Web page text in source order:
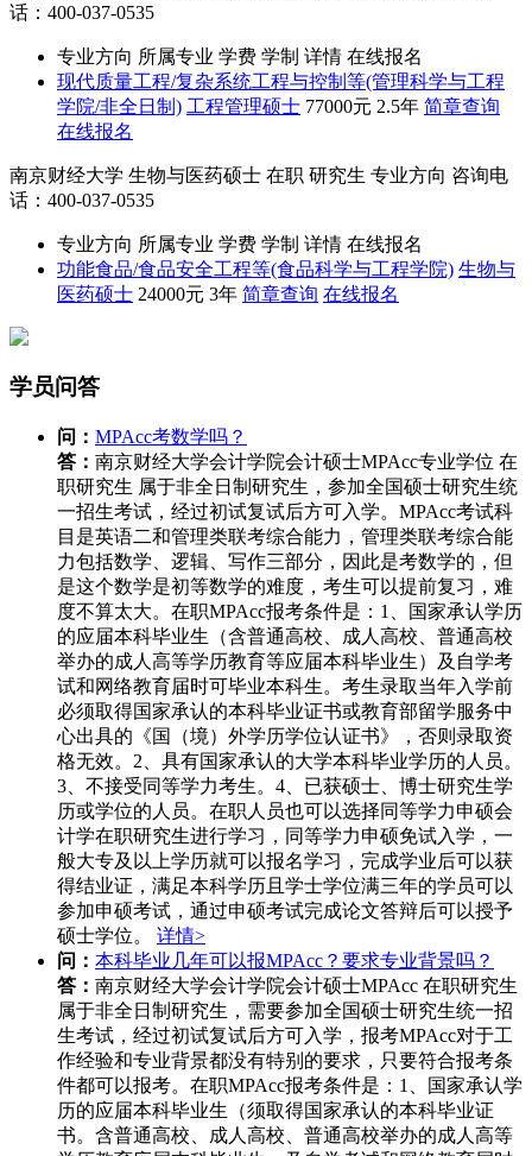
话：400-037-0535
专业方向 所属专业 学费 学制 详情 在线报名
现代质量工程/复杂系统工程与控制等(管理科学与工程
学院/非全日制) 工程管理硕士 77000元 2.5年 简章查询
在线报名
南京财经大学 生物与医药硕士 在职 研究生 专业方向 咨询电
话：400-037-0535
专业方向 所属专业 学费 学制 详情 在线报名
功能食品/食品安全工程等(食品科学与工程学院) 生物与
医药硕士 24000元 3年 简章查询 在线报名
学员问答
问： MPAcc考数学吗？
答： 南京财经大学会计学院会计硕士MPAcc专业学位 在
职研究生 属于非全日制研究生，参加全国硕士研究生统
一招生考试，经过初试复试后方可入学。MPAcc考试科
目是英语二和管理类联考综合能力，管理类联考综合能
力包括数学、逻辑、写作三部分，因此是考数学的，但
是这个数学是初等数学的难度，考生可以提前复习，难
度不算太大。在职MPAcc报考条件是：1、国家承认学历
的应届本科毕业生（含普通高校、成人高校、普通高校
举办的成人高等学历教育等应届本科毕业生）及自学考
试和网络教育届时可毕业本科生。考生录取当年入学前
必须取得国家承认的本科毕业证书或教育部留学服务中
心出具的《国（境）外学历学位认证书》，否则录取资
格无效。2、具有国家承认的大学本科毕业学历的人员。
3、不接受同等学力考生。4、已获硕士、博士研究生学
历或学位的人员。在职人员也可以选择同等学力申硕会
计学在职研究生进行学习，同等学力申硕免试入学，一
般大专及以上学历就可以报名学习，完成学业后可以获
得结业证，满足本科学历且学士学位满三年的学员可以
参加申硕考试，通过申硕考试完成论文答辩后可以授予
硕士学位。 详情>
问： 本科毕业几年可以报MPAcc？要求专业背景吗？
答： 南京财经大学会计学院会计硕士MPAcc 在职研究生
属于非全日制研究生，需要参加全国硕士研究生统一招
生考试，经过初试复试后方可入学，报考MPAcc对于工
作经验和专业背景都没有特别的要求，只要符合报考条
件都可以报考。在职MPAcc报考条件是：1、国家承认学
历的应届本科毕业生（须取得国家承认的本科毕业证
书。含普通高校、成人高校、普通高校举办的成人高等